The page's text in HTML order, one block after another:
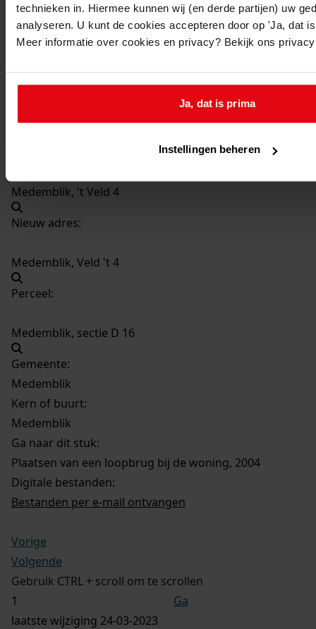
technieken in. Hiermee kunnen wij (en derde partijen) uw
analyseren. U kunt de cookies accepteren door op 'Ja, dat
Meer informatie over cookies en privacy? Bekijk ons
Ja, dat is prima
Instellingen beheren
371Plaatsen van een loopbrug bij de woning, 2004
Datering:
Beschrijving:
Medemblik, 't Veld 4
Nieuw adres:
Medemblik, Veld 't 4
Perceel:
Medemblik, sectie D 16
Gemeente:
Medemblik
Kern of buurt:
Medemblik
Ga naar dit stuk:
Plaatsen van een loopbrug bij de woning, 2004
Digitale bestanden:
Bestanden per e-mail ontvangen
Vorige
Volgende
Gebruik CTRL + scroll om te scrollen
Ga
laatste wijziging 24-03-2023